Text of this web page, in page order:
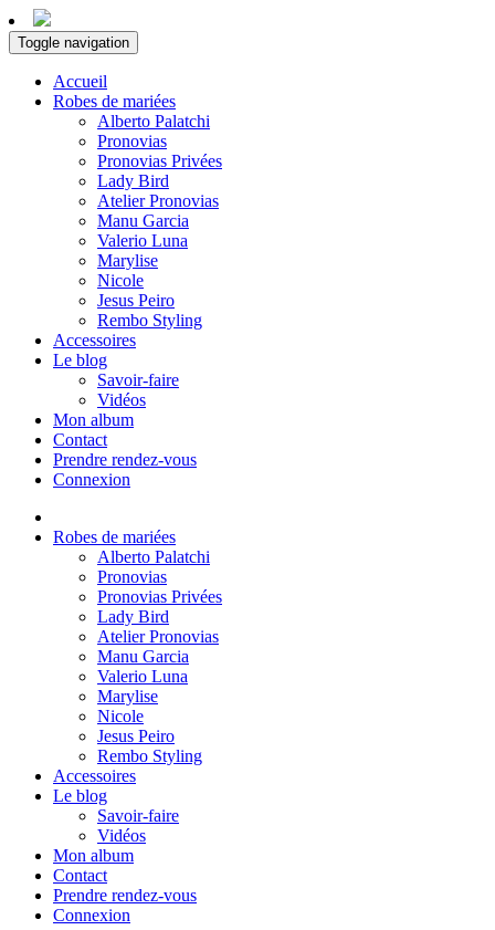
Toggle navigation
Accueil
Robes de mariées
Alberto Palatchi
Pronovias
Pronovias Privées
Lady Bird
Atelier Pronovias
Manu Garcia
Valerio Luna
Marylise
Nicole
Jesus Peiro
Rembo Styling
Accessoires
Le blog
Savoir-faire
Vidéos
Mon album
Contact
Prendre rendez-vous
Connexion
Robes de mariées
Alberto Palatchi
Pronovias
Pronovias Privées
Lady Bird
Atelier Pronovias
Manu Garcia
Valerio Luna
Marylise
Nicole
Jesus Peiro
Rembo Styling
Accessoires
Le blog
Savoir-faire
Vidéos
Mon album
Contact
Prendre rendez-vous
Connexion